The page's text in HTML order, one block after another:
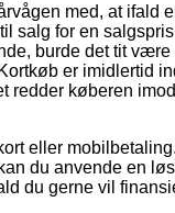
med, at ifald
salg for en
burde det tit være
er imidlertid
redder køberen
eller
du anvende en
du gerne vil